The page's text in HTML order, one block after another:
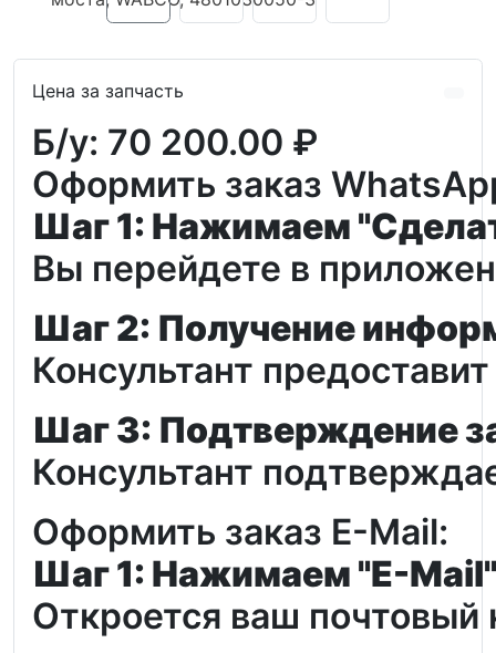
Цена за запчасть
Б/у: 70 200.00 ₽
Оформить заказ
Шаг 1: Нажимаем
Вы перейдете в
Шаг 2: Получение
Консультант
Шаг 3: Подтверждение
Консультант
Оформить заказ E-Mail:
Шаг 1: Нажимаем "E-Mail"
Откроется ваш почтовый